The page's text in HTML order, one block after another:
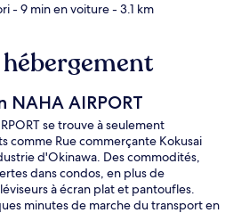
- 9 min en voiture- 3.1 km
NAHA AIRPORT
se trouve à seulement
comme Rue commerçante Kokusai
d'Okinawa. Des commodités,
dans condos, en plus de
à écran plat et pantoufles.
minutes de marche du transport en